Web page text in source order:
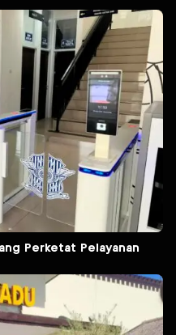
Perketat Pelayanan